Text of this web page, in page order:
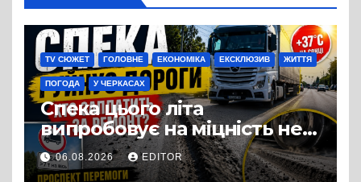
TV СЮЖЕТ ГОЛОВНЕ ЕКОНОМІКА ЕКСКЛЮЗИВ ЖИТТЯ
ПОГОДА У ЧЕРКАСАХ
Спека цього літа
випробовує на міцність не
лише людей, а й дороги
Черкас
06.08.2026 EDITOR